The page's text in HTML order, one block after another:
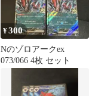
¥300
Nのゾロアークex
073/066 4枚 セット